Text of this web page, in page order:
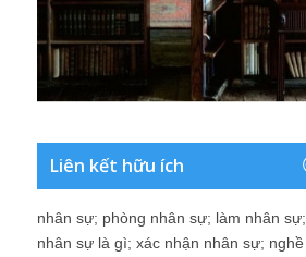
Liên kết hữu ích
nhân sự; phòng nhân sự; làm nhân sự;
nhân sự là gì; xác nhận nhân sự; nghề